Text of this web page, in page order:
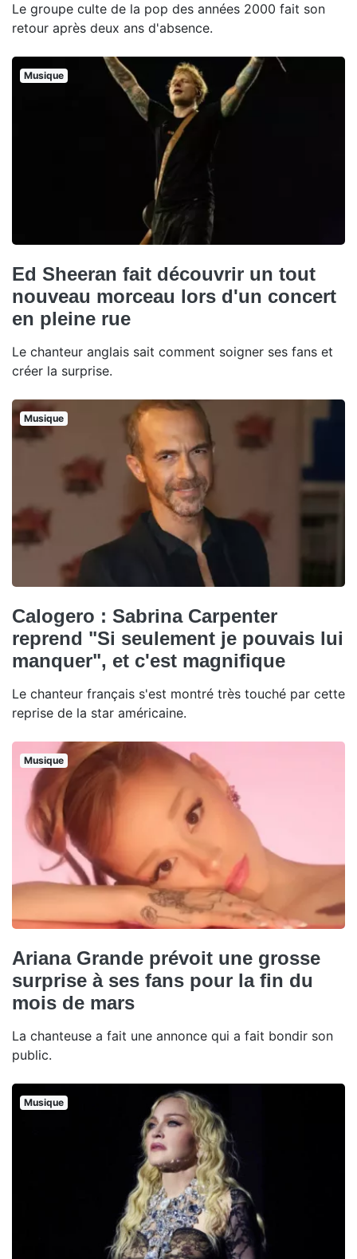
Le groupe culte de la pop des années 2000 fait son
retour après deux ans d'absence.
Musique
Ed Sheeran fait découvrir un tout
nouveau morceau lors d'un concert
en pleine rue
Le chanteur anglais sait comment soigner ses fans et
créer la surprise.
Musique
Calogero : Sabrina Carpenter
reprend "Si seulement je pouvais lui
manquer", et c'est magnifique
Le chanteur français s'est montré très touché par cette
reprise de la star américaine.
Musique
Ariana Grande prévoit une grosse
surprise à ses fans pour la fin du
mois de mars
La chanteuse a fait une annonce qui a fait bondir son
public.
Musique